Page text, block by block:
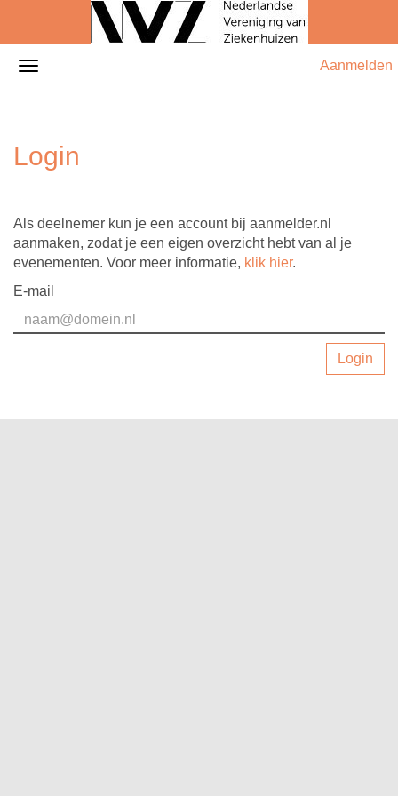
Aanmelden
Login
Als deelnemer kun je een account bij aanmelder.nl
aanmaken, zodat je een eigen overzicht hebt van al je
evenementen. Voor meer informatie, klik hier.
E-mail
Login